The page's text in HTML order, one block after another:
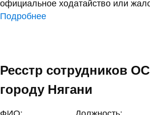
официальное ходатайство или
Подробнее
Ресстр сотрудников
городу Нягани